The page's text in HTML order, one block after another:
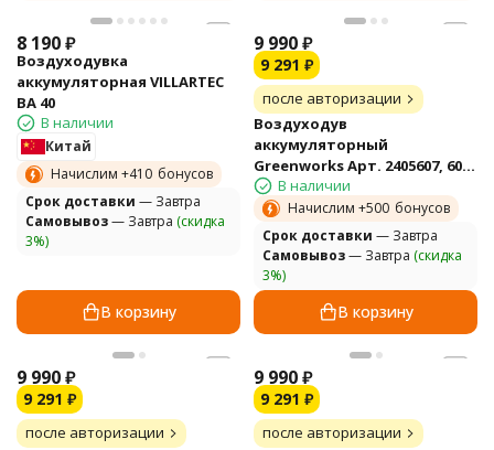
8 190₽
Воздуходувка
аккумуляторная VILLARTEC
BA 40
В наличии
Китай
Начислим +410 бонусов
Cрок доставки — Завтра
Самовывоз— Завтра (скидка
3%)
В корзину
9 990₽
9 291 ₽
после авторизации
Воздуходув
аккумуляторный
Greenworks Арт. 2405607, 60V,
бесщеточный, без АКБ и ЗУ
В наличии
Начислим +500 бонусов
Cрок доставки — Завтра
Самовывоз— Завтра (скидка
3%)
В корзину
9 990₽
9 291 ₽
после авторизации
9 990₽
9 291 ₽
после авторизации